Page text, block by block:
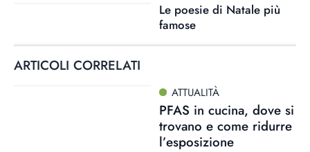
Le poesie di Natale più
famose
ARTICOLI CORRELATI
ATTUALITÀ
PFAS in cucina, dove si
trovano e come ridurre
l’esposizione